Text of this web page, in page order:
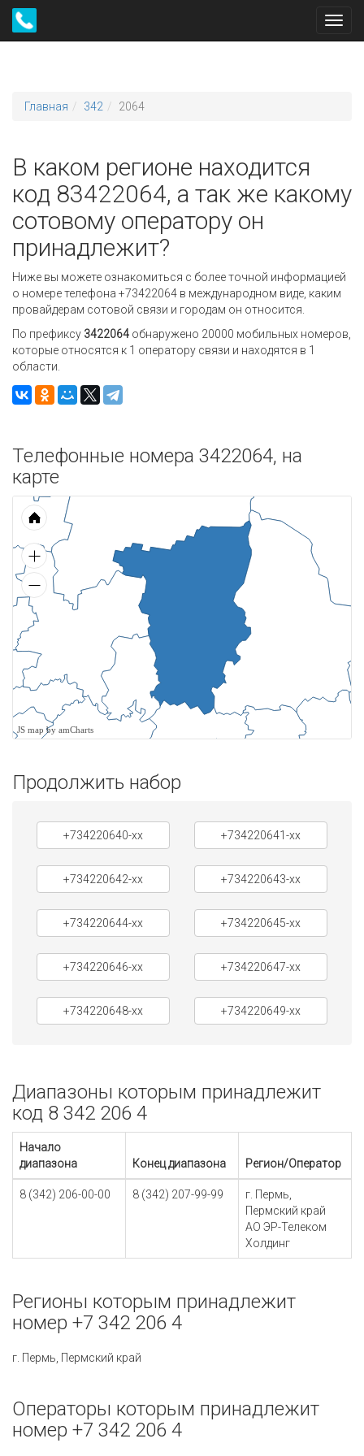
Главная 342 2064
В каком регионе находится
код 83422064, а так же какому
сотовому оператору он
принадлежит?
Ниже вы можете ознакомиться с более точной информацией
о номере телефона +73422064 в международном виде, каким
провайдерам сотовой связи и городам он относится.
По префиксу 3422064 обнаружено 20000 мобильных номеров,
которые относятся к 1 оператору связи и находятся в 1
области.
Телефонные номера 3422064, на
карте
JS map by amCharts
Продолжить набор
+734220640-xx +734220641-xx
+734220642-xx +734220643-xx
+734220644-xx +734220645-xx
+734220646-xx +734220647-xx
+734220648-xx +734220649-xx
Диапазоны которым принадлежит
код 8 342 206 4
Начало
диапазона
Конец диапазона Регион/Оператор
8 (342) 206-00-00 8 (342) 207-99-99
г. Пермь,
Пермский край
АО ЭР-Телеком
Холдинг
Регионы которым принадлежит
номер +7 342 206 4
г. Пермь, Пермский край
Операторы которым принадлежит
номер +7 342 206 4